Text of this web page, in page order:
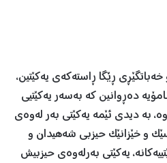
ڕێگا ڕاستەکەی یەکێتین،
دەڕوانین کە بەسەر یەکێتیی
بە دیدی ئێمە یەکێتی بەر لەوەی
و خێزانێک حیزبی شەهیدان و
یەکێتی بەرلەوەی حیزبیش